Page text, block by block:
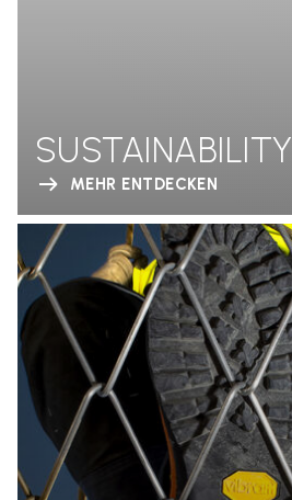
SUSTAINABILITY
MEHR ENTDECKEN